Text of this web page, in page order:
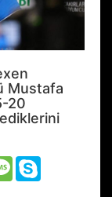
Mustafa
20
Message